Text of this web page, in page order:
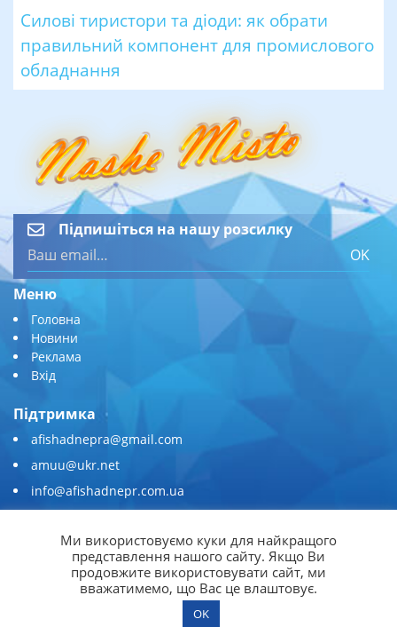
Силові тиристори та діоди: як обрати
правильний компонент для промислового
обладнання
Підпишіться на нашу розсилку
OK
Меню
Головна
Новини
Реклама
Вхід
Підтримка
afishadnepra@gmail.com
amuu@ukr.net
info@afishadnepr.com.ua
Приєднуйтесь
Ми використовуємо куки для найкращого
представлення нашого сайту. Якщо Ви
продовжите використовувати сайт, ми
вважатимемо, що Вас це влаштовує.
OK